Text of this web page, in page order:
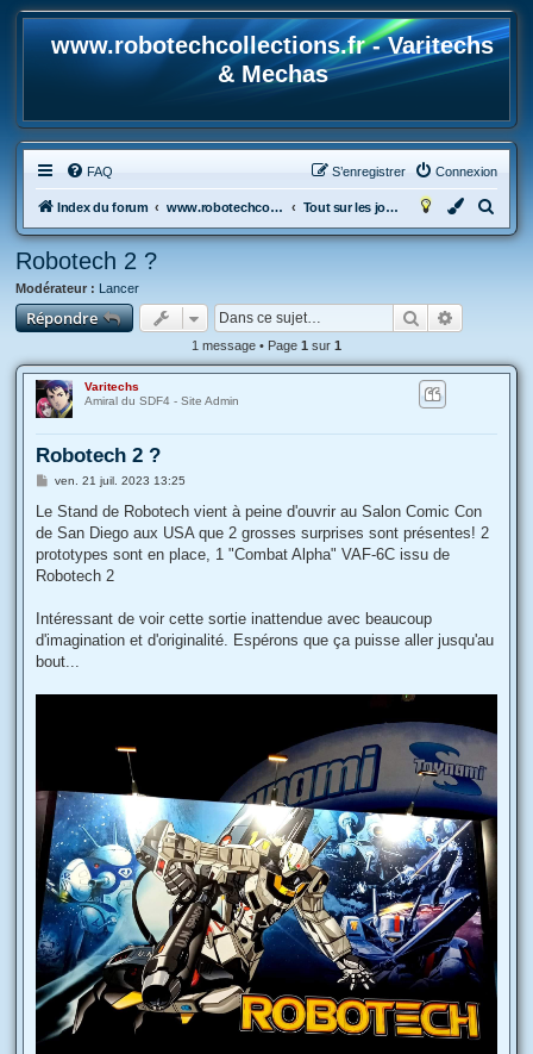
www.robotechcollections.fr - Varitechs
& Mechas
FAQ Connexion
S’enregistrer
Index du forum www.robotechcollections.fr - Robotech & Macross Toys French Forum !!! Tout sur les jouets & maquettes Robotech et Macross
e
c
e
Robotech 2 ?
Modérateur : Lancer
Répondre Rechercher
1 message • Page 1 sur 1
Varitechs
Amiral du SDF4 - Site Admin
Robotech 2 ?
M
s
a
g
ven. 21 juil. 2023 13:25
Le Stand de Robotech vient à peine d'ouvrir au Salon Comic Con
de San Diego aux USA que 2 grosses surprises sont présentes! 2
prototypes sont en place, 1 "Combat Alpha" VAF-6C issu de
Robotech 2
Intéressant de voir cette sortie inattendue avec beaucoup
d'imagination et d'originalité. Espérons que ça puisse aller jusqu'au
bout...